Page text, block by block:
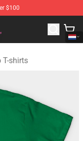
$100
Merchandise
T-shirts